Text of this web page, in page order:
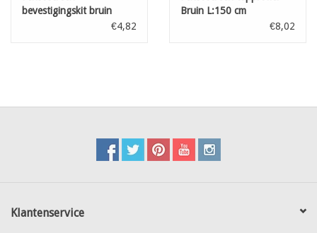
bevestigingskit bruin
€4,82
Bruin L:150 cm
€8,02
Klantenservice